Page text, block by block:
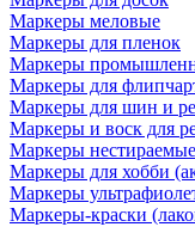
Маркеры меловые
Маркеры для пленок
Маркеры
Маркеры для
Маркеры для шин и
Маркеры и воск для
Маркеры
Маркеры для хобби
Маркеры
Маркеры-краски